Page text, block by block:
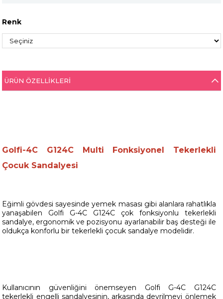
Renk
ÜRÜN ÖZELLIKLERI
Golfi-4C G124C Multi Fonksiyonel Tekerlekli
Çocuk Sandalyesi
Eğimli gövdesi sayesinde yemek masası gibi alanlara rahatlıkla
yanaşabilen Golfi G-4C G124C çok fonksiyonlu tekerlekli
sandalye, ergonomik ve pozisyonu ayarlanabilir baş desteği ile
oldukça konforlu bir tekerlekli çocuk sandalye modelidir.
Kullanıcının güvenliğini önemseyen Golfi G-4C G124C
tekerlekli engelli sandalyesinin, arkasında devrilmeyi önlemek